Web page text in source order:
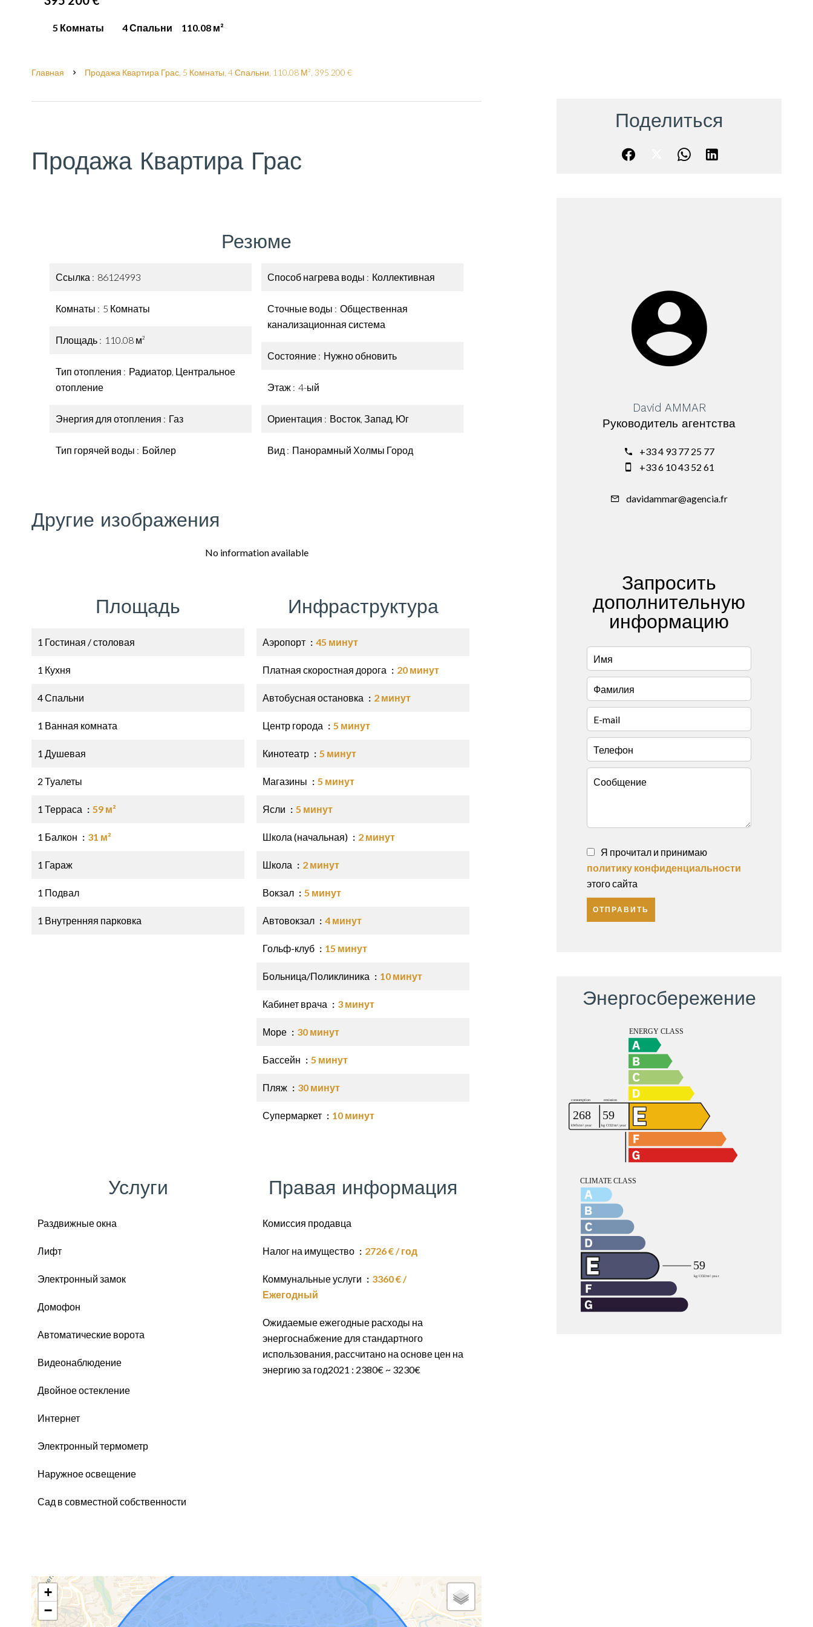
5 Комнаты 4 Спальни 110.08 м²
Главная Продажа Квартира Грас, 5 Комнаты, 4 Спальни, 110.08 М², 395 200 €
Продажа Квартира Грас
Резюме
Ссылка 86124993
Комнаты 5 Комнаты
Площадь 110.08 м²
Тип отопления
Радиатор, Центральное
отопление
Энергия для отопления Газ
Тип горячей воды Бойлер
Способ нагрева воды Коллективная
Сточные воды
Общественная
канализационная система
Состояние Нужно обновить
Этаж 4-ый
Ориентация Восток, Запад, Юг
Вид Панорамный Холмы Город
Другие изображения
No information available
Площадь
1 Гостиная / столовая
1 Кухня
4 Спальни
1 Ванная комната
1 Душевая
2 Туалеты
1 Терраса 59 м²
1 Балкон 31 м²
1 Гараж
1 Подвал
1 Внутренняя парковка
Инфраструктура
Аэропорт 45 минут
Платная скоростная дорога 20 минут
Автобусная остановка 2 минут
Центр города 5 минут
Кинотеатр 5 минут
Магазины 5 минут
Ясли 5 минут
Школа (начальная) 2 минут
Школа 2 минут
Вокзал 5 минут
Автовокзал 4 минут
Гольф-клуб 15 минут
Больница/Поликлиника 10 минут
Кабинет врача 3 минут
Море 30 минут
Бассейн 5 минут
Пляж 30 минут
Супермаркет 10 минут
Услуги
Раздвижные окна
Лифт
Электронный замок
Домофон
Автоматические ворота
Видеонаблюдение
Двойное остекление
Интернет
Электронный термометр
Наружное освещение
Сад в совместной собственности
Правая информация
Комиссия продавца
Налог на имущество 2726 € / год
Коммунальные услуги
3360 € /
Ежегодный
Ожидаемые ежегодные расходы на
энергоснабжение для стандартного
использования, рассчитано на основе цен на
энергию за год2021 : 2380€ ~ 3230€
+
−
Поделиться
David AMMAR
Руководитель агентства
+33 4 93 77 25 77
+33 6 10 43 52 61
davidammar@agencia.fr
Запросить
дополнительную
информацию
Я прочитал и принимаю
политику конфиденциальности
этого сайта
ОТПРАВИТЬ
Энергосбережение